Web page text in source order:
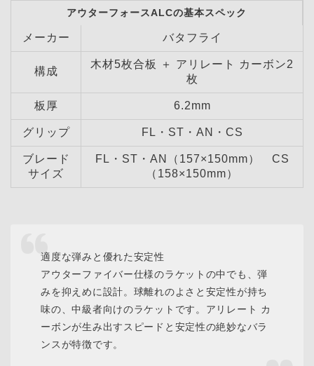
アウターフォースALCの基本スペック
メーカー バタフライ
構成
木材5枚合板 ＋ アリレート カーボン2
枚
板厚 6.2mm
グリップ FL・ST・AN・CS
ブレード
サイズ
FL・ST・AN（157×150mm） CS
（158×150mm）
適度な弾みと優れた安定性
アウターファイバー仕様のラケットの中でも、弾
みを抑えめに設計。球離れのよさと安定性が持ち
味の、中級者向けのラケットです。アリレート カ
ーボンが生み出すスピードと安定性の絶妙なバラ
ンスが特徴です。